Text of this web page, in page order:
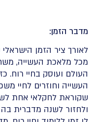
מדבר הזמן:
לאורך ציר הזמן
מכל מלאכת העשייה,
העולם ועוסק בחיי רוח.
העשייה וחוזרים לחיי
שקוראת לחקלאי אחת
ולחזור לשנה מדברית